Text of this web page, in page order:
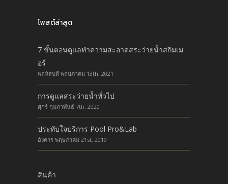
โพสต์ล่าสุด
7 ขั้นตอนดูแลทำความสะอาดสระว่ายน้ำสกิมเม
อร์
พฤหัสบดี พฤษภาคม 13th, 2021
การดูแลสระว่ายน้ำทั่วไป
ศุกร์ กุมภาพันธ์ 7th, 2020
ประทับใจบริการ Pool Pro&Lab
อังคาร พฤษภาคม 21st, 2019
สินค้า